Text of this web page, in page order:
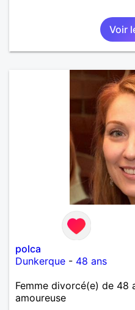
Voir
polca
Dunkerque - 48 ans
Femme divorcé(e) de 48
amoureuse